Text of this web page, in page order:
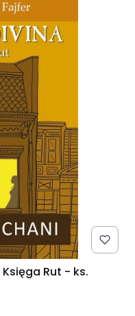
Rut - ks.